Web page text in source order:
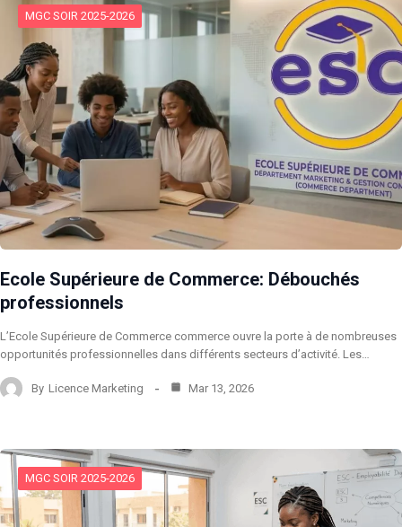
MGC SOIR 2025-2026
Ecole Supérieure de Commerce: Débouchés
professionnels
L’Ecole Supérieure de Commerce commerce ouvre la porte à de nombreuses
opportunités professionnelles dans différents secteurs d’activité. Les…
By Licence Marketing Mar 13, 2026
MGC SOIR 2025-2026